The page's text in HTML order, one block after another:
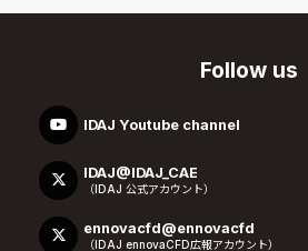
Follow us
IDAJ Youtube channel
IDAJ@IDAJ_CAE
（IDAJ 公式アカウント）
ennovacfd@ennovacfd
（IDAJ ennovaCFD広報アカウント）